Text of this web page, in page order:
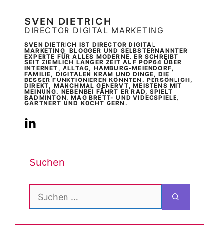
SVEN DIETRICH
DIRECTOR DIGITAL MARKETING
SVEN DIETRICH IST DIRECTOR DIGITAL
MARKETING, BLOGGER UND SELBSTERNANNTER
EXPERTE FÜR ALLES MODERNE. ER SCHREIBT
SEIT ZIEMLICH LANGER ZEIT AUF POP64 ÜBER
INTERNET, ALLTAG, HAMBURG-MEIENDORF,
FAMILIE, DIGITALEN KRAM UND DINGE, DIE
BESSER FUNKTIONIEREN KÖNNTEN. PERSÖNLICH,
DIREKT, MANCHMAL GENERVT, MEISTENS MIT
MEINUNG. NEBENBEI FÄHRT ER RAD, SPIELT
BADMINTON, MAG BRETT- UND VIDEOSPIELE,
GÄRTNERT UND KOCHT GERN.
Suchen
Suchen
nach: